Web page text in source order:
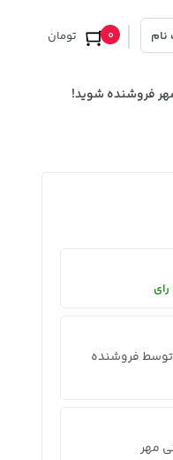
نام تومان 0
فروشنده شوید!
توسط فروشنده
مهر